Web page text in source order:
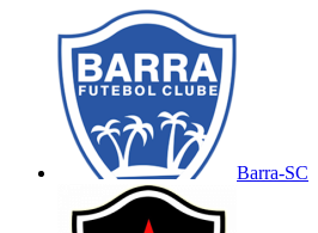
Barra-SC